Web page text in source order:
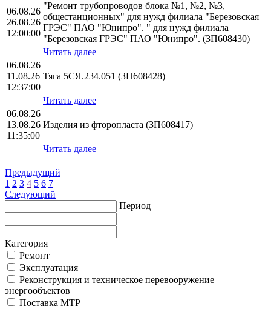
06.08.26
26.08.26
12:00:00
"Ремонт трубопроводов блока №1, №2, №3,
общестанционных" для нужд филиала "Березовская
ГРЭС" ПАО "Юнипро". " для нужд филиала
"Березовская ГРЭС" ПАО "Юнипро". (ЗП608430)
Читать далее
06.08.26
11.08.26
12:37:00
Тяга 5СЯ.234.051 (ЗП608428)
Читать далее
06.08.26
13.08.26
11:35:00
Изделия из фторопласта (ЗП608417)
Читать далее
Предыдущий
1 2 3 4 5 6 7
Следующий
Период
Категория
Ремонт
Эксплуатация
Реконструкция и техническое перевооружение
энергообъектов
Поставка МТР